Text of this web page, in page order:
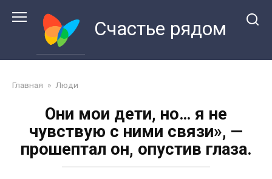
Счастье рядом
Главная » Люди
Они мои дети, но… я не
чувствую с ними связи», —
прошептал он, опустив глаза.